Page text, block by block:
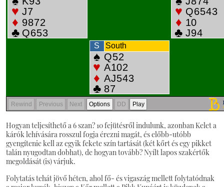
Hogyan teljesíthető a 6 szan? 10 fejütésről indulunk, azonban Kelet a
kárók lehívására rosszul fogja érezni magát, és előbb-utóbb
gyengítenie kell az egyik fekete szín tartását (két kőrt és egy pikket
talán nyugodtan dobhat), de hogyan tovább? Nyílt lapos szakértők
megoldását (is) várjuk.
Folytatás tehát jövő héten, ahol fő- és vigaszág mellett folytatódnak